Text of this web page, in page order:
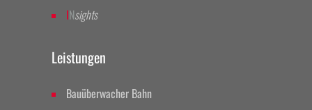
INsights
Leistungen
Bauüberwacher Bahn